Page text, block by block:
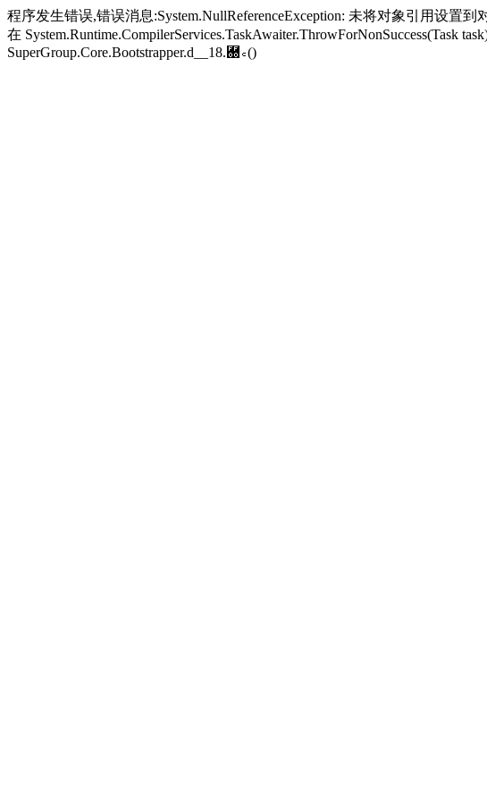
程序发生错误,错误消息:System.NullReferenceException: 未将对象引用设置到
在 System.Runtime.CompilerServices.TaskAwaiter.ThrowForNonSuccess(Task
SuperGroup.Core.Bootstrapper.d__18.＀꜀()